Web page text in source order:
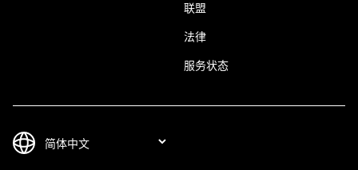
联盟
法律
服务状态